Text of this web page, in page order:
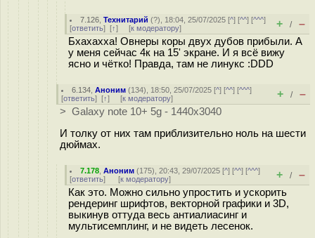
7.126 ,Технитарий (?), 18:04, 25/07/2025 [^] [^^] [^^^]
[ответить] [↑] [к модератору] + / –
Бхахахха! Овнеры коры двух дубов прибыли. А
у меня сейчас 4к на 15' экране. И я всё вижу
ясно и чётко! Правда, там не линукс :DDD
6.134 ,Аноним (134), 18:50, 25/07/2025 [^] [^^] [^^^]
[ответить] [↑] [к модератору] + / –
> Galaxy note 10+ 5g - 1440x3040
И толку от них там приблизительно ноль на шести
дюймах.
7.178 ,Аноним (175), 20:43, 29/07/2025 [^] [^^] [^^^]
[ответить] [к модератору] + / –
Как это. Можно сильно упростить и ускорить
рендеринг шрифтов, векторной графики и 3D,
выкинув оттуда весь антиалиасинг и
мультисемплинг, и не видеть лесенок.